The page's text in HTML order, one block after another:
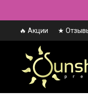
🔥 Акции ★